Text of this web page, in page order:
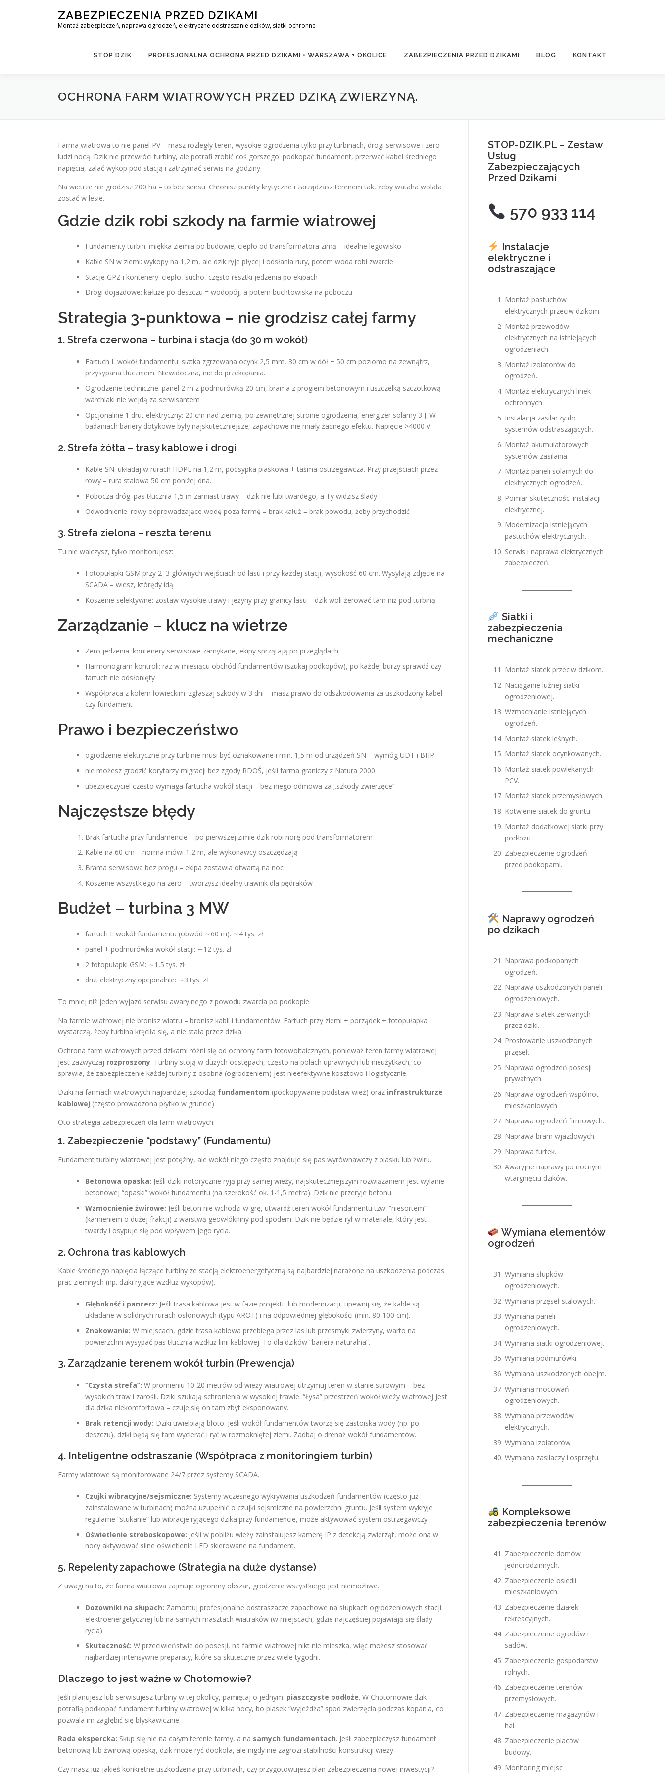
ZABEZPIECZENIA PRZED DZIKAMI
Montaż zabezpieczeń, naprawa ogrodzeń, elektryczne odstraszanie dzików, siatki ochronne
STOP DZIK PROFESJONALNA OCHRONA PRZED DZIKAMI • WARSZAWA + OKOLICE ZABEZPIECZENIA PRZED DZIKAMI BLOG KONTAKT
OCHRONA FARM WIATROWYCH PRZED DZIKĄ ZWIERZYNĄ.
Farma wiatrowa to nie panel PV – masz rozległy teren, wysokie ogrodzenia tylko przy turbinach, drogi serwisowe i zero
ludzi nocą. Dzik nie przewróci turbiny, ale potrafi zrobić coś gorszego: podkopać fundament, przerwać kabel średniego
napięcia, zalać wykop pod stacją i zatrzymać serwis na godziny.
Na wietrze nie grodzisz 200 ha – to bez sensu. Chronisz punkty krytyczne i zarządzasz terenem tak, żeby wataha wolała
zostać w lesie.
Gdzie dzik robi szkody na farmie wiatrowej
Fundamenty turbin: miękka ziemia po budowie, ciepło od transformatora zimą – idealne legowisko
Kable SN w ziemi: wykopy na 1,2 m, ale dzik ryje płycej i odsłania rury, potem woda robi zwarcie
Stacje GPZ i kontenery: ciepło, sucho, często resztki jedzenia po ekipach
Drogi dojazdowe: kałuże po deszczu = wodopój, a potem buchtowiska na poboczu
Strategia 3-punktowa – nie grodzisz całej farmy
1. Strefa czerwona – turbina i stacja (do 30 m wokół)
Fartuch L wokół fundamentu: siatka zgrzewana ocynk 2,5 mm, 30 cm w dół + 50 cm poziomo na zewnątrz,
przysypana tłuczniem. Niewidoczna, nie do przekopania.
Ogrodzenie techniczne: panel 2 m z podmurówką 20 cm, brama z progiem betonowym i uszczelką szczotkową –
warchlaki nie wejdą za serwisantem
Opcjonalnie 1 drut elektryczny: 20 cm nad ziemią, po zewnętrznej stronie ogrodzenia, energizer solarny 3 J. W
badaniach bariery dotykowe były najskuteczniejsze, zapachowe nie miały żadnego efektu. Napięcie >4000 V.
2. Strefa żółta – trasy kablowe i drogi
Kable SN: układaj w rurach HDPE na 1,2 m, podsypka piaskowa + taśma ostrzegawcza. Przy przejściach przez
rowy – rura stalowa 50 cm poniżej dna.
Pobocza dróg: pas tłucznia 1,5 m zamiast trawy – dzik nie lubi twardego, a Ty widzisz ślady
Odwodnienie: rowy odprowadzające wodę poza farmę – brak kałuż = brak powodu, żeby przychodzić
3. Strefa zielona – reszta terenu
Tu nie walczysz, tylko monitorujesz:
Fotopułapki GSM przy 2–3 głównych wejściach od lasu i przy każdej stacji, wysokość 60 cm. Wysyłają zdjęcie na
SCADA – wiesz, którędy idą.
Koszenie selektywne: zostaw wysokie trawy i jeżyny przy granicy lasu – dzik woli żerować tam niż pod turbiną
Zarządzanie – klucz na wietrze
Zero jedzenia: kontenery serwisowe zamykane, ekipy sprzątają po przeglądach
Harmonogram kontroli: raz w miesiącu obchód fundamentów (szukaj podkopów), po każdej burzy sprawdź czy
fartuch nie odsłonięty
Współpraca z kołem łowieckim: zgłaszaj szkody w 3 dni – masz prawo do odszkodowania za uszkodzony kabel
czy fundament
Prawo i bezpieczeństwo
ogrodzenie elektryczne przy turbinie musi być oznakowane i min. 1,5 m od urządzeń SN – wymóg UDT i BHP
nie możesz grodzić korytarzy migracji bez zgody RDOŚ, jeśli farma graniczy z Natura 2000
ubezpieczyciel często wymaga fartucha wokół stacji – bez niego odmowa za „szkody zwierzęce”
Najczęstsze błędy
Brak fartucha przy fundamencie – po pierwszej zimie dzik robi norę pod transformatorem
Kable na 60 cm – norma mówi 1,2 m, ale wykonawcy oszczędzają
Brama serwisowa bez progu – ekipa zostawia otwartą na noc
Koszenie wszystkiego na zero – tworzysz idealny trawnik dla pędraków
Budżet – turbina 3 MW
fartuch L wokół fundamentu (obwód ∼60 m): ∼4 tys. zł
panel + podmurówka wokół stacji: ∼12 tys. zł
2 fotopułapki GSM: ∼1,5 tys. zł
drut elektryczny opcjonalnie: ∼3 tys. zł
To mniej niż jeden wyjazd serwisu awaryjnego z powodu zwarcia po podkopie.
Na farmie wiatrowej nie bronisz wiatru – bronisz kabli i fundamentów. Fartuch przy ziemi + porządek + fotopułapka
wystarczą, żeby turbina kręciła się, a nie stała przez dzika.
Ochrona farm wiatrowych przed dzikami różni się od ochrony farm fotowoltaicznych, ponieważ teren farmy wiatrowej
jest zazwyczaj rozproszony. Turbiny stoją w dużych odstępach, często na polach uprawnych lub nieużytkach, co
sprawia, że zabezpieczenie każdej turbiny z osobna (ogrodzeniem) jest nieefektywne kosztowo i logistycznie.
Dziki na farmach wiatrowych najbardziej szkodzą fundamentom (podkopywanie podstaw wież) oraz infrastrukturze
kablowej (często prowadzona płytko w gruncie).
Oto strategia zabezpieczeń dla farm wiatrowych:
1. Zabezpieczenie “podstawy” (Fundamentu)
Fundament turbiny wiatrowej jest potężny, ale wokół niego często znajduje się pas wyrównawczy z piasku lub żwiru.
Betonowa opaska: Jeśli dziki notorycznie ryją przy samej wieży, najskuteczniejszym rozwiązaniem jest wylanie
betonowej “opaski” wokół fundamentu (na szerokość ok. 1-1,5 metra). Dzik nie przeryje betonu.
Wzmocnienie żwirowe: Jeśli beton nie wchodzi w grę, utwardź teren wokół fundamentu tzw. “niesortem”
(kamieniem o dużej frakcji) z warstwą geowłókniny pod spodem. Dzik nie będzie rył w materiale, który jest
twardy i osypuje się pod wpływem jego rycia.
2. Ochrona tras kablowych
Kable średniego napięcia łączące turbiny ze stacją elektroenergetyczną są najbardziej narażone na uszkodzenia podczas
prac ziemnych (np. dziki ryjące wzdłuż wykopów).
Głębokość i pancerz: Jeśli trasa kablowa jest w fazie projektu lub modernizacji, upewnij się, że kable są
układane w solidnych rurach osłonowych (typu AROT) i na odpowiedniej głębokości (min. 80-100 cm).
Znakowanie: W miejscach, gdzie trasa kablowa przebiega przez las lub przesmyki zwierzyny, warto na
powierzchni wysypać pas tłucznia wzdłuż linii kablowej. To dla dzików “bariera naturalna”.
3. Zarządzanie terenem wokół turbin (Prewencja)
“Czysta strefa”: W promieniu 10-20 metrów od wieży wiatrowej utrzymuj teren w stanie surowym – bez
wysokich traw i zarośli. Dziki szukają schronienia w wysokiej trawie. “Łysa” przestrzeń wokół wieży wiatrowej jest
dla dzika niekomfortowa – czuje się on tam zbyt eksponowany.
Brak retencji wody: Dziki uwielbiają błoto. Jeśli wokół fundamentów tworzą się zastoiska wody (np. po
deszczu), dziki będą się tam wycierać i ryć w rozmokniętej ziemi. Zadbaj o drenaż wokół fundamentów.
4. Inteligentne odstraszanie (Współpraca z monitoringiem turbin)
Farmy wiatrowe są monitorowane 24/7 przez systemy SCADA.
Czujki wibracyjne/sejsmiczne: Systemy wczesnego wykrywania uszkodzeń fundamentów (często już
zainstalowane w turbinach) można uzupełnić o czujki sejsmiczne na powierzchni gruntu. Jeśli system wykryje
regularne “stukanie” lub wibracje ryjącego dzika przy fundamencie, może aktywować system ostrzegawczy.
Oświetlenie stroboskopowe: Jeśli w pobliżu wieży zainstalujesz kamerę IP z detekcją zwierząt, może ona w
nocy aktywować silne oświetlenie LED skierowane na fundament.
5. Repelenty zapachowe (Strategia na duże dystanse)
Z uwagi na to, że farma wiatrowa zajmuje ogromny obszar, grodzenie wszystkiego jest niemożliwe.
Dozowniki na słupach: Zamontuj profesjonalne odstraszacze zapachowe na słupkach ogrodzeniowych stacji
elektroenergetycznej lub na samych masztach wiatraków (w miejscach, gdzie najczęściej pojawiają się ślady
rycia).
Skuteczność: W przeciwieństwie do posesji, na farmie wiatrowej nikt nie mieszka, więc możesz stosować
najbardziej intensywne preparaty, które są skuteczne przez wiele tygodni.
Dlaczego to jest ważne w Chotomowie?
Jeśli planujesz lub serwisujesz turbiny w tej okolicy, pamiętaj o jednym: piaszczyste podłoże. W Chotomowie dziki
potrafią podkopać fundament turbiny wiatrowej w kilka nocy, bo piasek “wyjeżdża” spod zwierzęcia podczas kopania, co
pozwala im zagłębić się błyskawicznie.
Rada ekspercka: Skup się nie na całym terenie farmy, a na samych fundamentach. Jeśli zabezpieczysz fundament
betonową lub żwirową opaską, dzik może ryć dookoła, ale nigdy nie zagrozi stabilności konstrukcji wieży.
Czy masz już jakieś konkretne uszkodzenia przy turbinach, czy przygotowujesz plan zabezpieczenia nowej inwestycji?
STOP-DZIK.PL – Zestaw
Usług
Zabezpieczających
Przed Dzikami
570 933 114
Instalacje
elektryczne i
odstraszające
Montaż pastuchów
elektrycznych przeciw dzikom.
Montaż przewodów
elektrycznych na istniejących
ogrodzeniach.
Montaż izolatorów do
ogrodzeń.
Montaż elektrycznych linek
ochronnych.
Instalacja zasilaczy do
systemów odstraszających.
Montaż akumulatorowych
systemów zasilania.
Montaż paneli solarnych do
elektrycznych ogrodzeń.
Pomiar skuteczności instalacji
elektrycznej.
Modernizacja istniejących
pastuchów elektrycznych.
Serwis i naprawa elektrycznych
zabezpieczeń.
Siatki i
zabezpieczenia
mechaniczne
Montaż siatek przeciw dzikom.
Naciąganie luźnej siatki
ogrodzeniowej.
Wzmacnianie istniejących
ogrodzeń.
Montaż siatek leśnych.
Montaż siatek ocynkowanych.
Montaż siatek powlekanych
PCV.
Montaż siatek przemysłowych.
Kotwienie siatek do gruntu.
Montaż dodatkowej siatki przy
podłożu.
Zabezpieczenie ogrodzeń
przed podkopami.
Naprawy ogrodzeń
po dzikach
Naprawa podkopanych
ogrodzeń.
Naprawa uszkodzonych paneli
ogrodzeniowych.
Naprawa siatek zerwanych
przez dziki.
Prostowanie uszkodzonych
przęseł.
Naprawa ogrodzeń posesji
prywatnych.
Naprawa ogrodzeń wspólnot
mieszkaniowych.
Naprawa ogrodzeń firmowych.
Naprawa bram wjazdowych.
Naprawa furtek.
Awaryjne naprawy po nocnym
wtargnięciu dzików.
Wymiana elementów
ogrodzeń
Wymiana słupków
ogrodzeniowych.
Wymiana przęseł stalowych.
Wymiana paneli
ogrodzeniowych.
Wymiana siatki ogrodzeniowej.
Wymiana podmurówki.
Wymiana uszkodzonych obejm.
Wymiana mocowań
ogrodzeniowych.
Wymiana przewodów
elektrycznych.
Wymiana izolatorów.
Wymiana zasilaczy i osprzętu.
Kompleksowe
zabezpieczenia terenów
Zabezpieczenie domów
jednorodzinnych.
Zabezpieczenie osiedli
mieszkaniowych.
Zabezpieczenie działek
rekreacyjnych.
Zabezpieczenie ogrodów i
sadów.
Zabezpieczenie gospodarstw
rolnych.
Zabezpieczenie terenów
przemysłowych.
Zabezpieczenie magazynów i
hal.
Zabezpieczenie placów
budowy.
Monitoring miejsc